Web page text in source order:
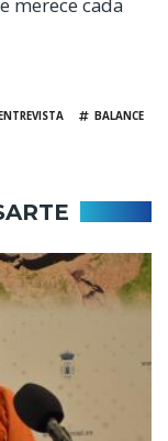
merece cada
ENTREVISTA BALANCE